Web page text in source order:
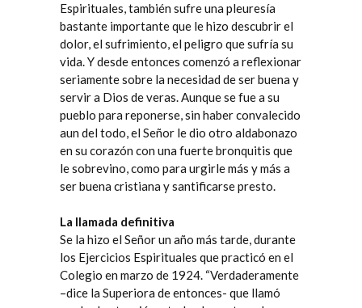
Espirituales, también sufre una pleuresía
bastante importante que le hizo descubrir el
dolor, el sufrimiento, el peligro que sufría su
vida. Y desde entonces comenzó a reflexionar
seriamente sobre la necesidad de ser buena y
servir a Dios de veras. Aunque se fue a su
pueblo para reponerse, sin haber convalecido
aun del todo, el Señor le dio otro aldabonazo
en su corazón con una fuerte bronquitis que
le sobrevino, como para urgirle más y más a
ser buena cristiana y santificarse presto.
La llamada definitiva
Se la hizo el Señor un año más tarde, durante
los Ejercicios Espirituales que practicó en el
Colegio en marzo de 1924. “Verdaderamente
–dice la Superiora de entonces- que llamó